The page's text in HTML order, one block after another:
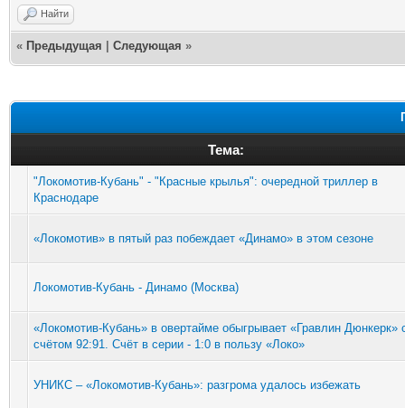
Найти
« Предыдущая Следующая »
Тема:
"Локомотив-Кубань" - "Красные крылья": очередной триллер в
Краснодаре
«Локомотив» в пятый раз побеждает «Динамо» в этом сезоне
Локомотив-Кубань - Динамо (Москва)
«Локомотив-Кубань» в овертайме обыгрывает «Гравлин Дюнкерк»
счётом 92:91. Счёт в серии - 1:0 в пользу «Локо»
УНИКС – «Локомотив-Кубань»: разгрома удалось избежать